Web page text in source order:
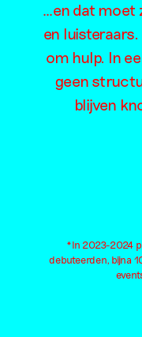
…en dat moet
en
om hulp. In
geen
blijven
*In 2023-2024
debuteerden, bijna